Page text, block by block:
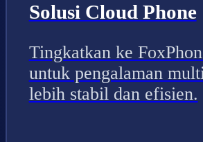
Solusi Cloud Phone
Tingkatkan ke
untuk pengalaman
lebih stabil dan efisien.